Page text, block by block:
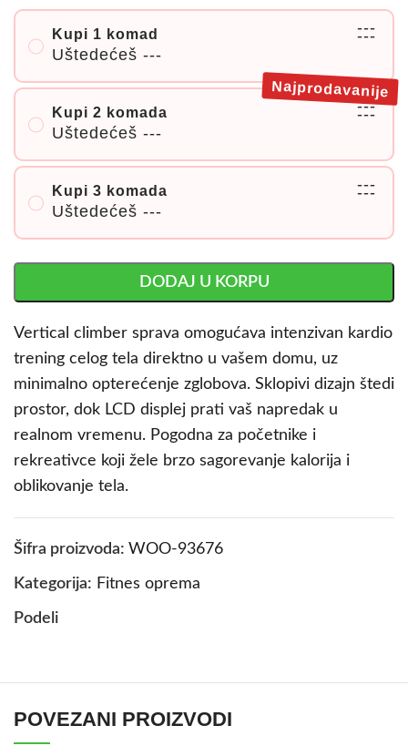
Kupi 1 komad
Uštedećeš ---
---
---
Kupi 2 komada
Uštedećeš ---
---
---
Najprodavanije
Kupi 3 komada
Uštedećeš ---
---
---
DODAJ U KORPU
Vertical climber sprava omogućava intenzivan kardio
trening celog tela direktno u vašem domu, uz
minimalno opterećenje zglobova. Sklopivi dizajn štedi
prostor, dok LCD displej prati vaš napredak u
realnom vremenu. Pogodna za početnike i
rekreativce koji žele brzo sagorevanje kalorija i
oblikovanje tela.
Šifra proizvoda: WOO-93676
Kategorija: Fitnes oprema
Podeli
POVEZANI PROIZVODI